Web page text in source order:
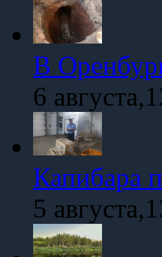
В
6
Капибара
5